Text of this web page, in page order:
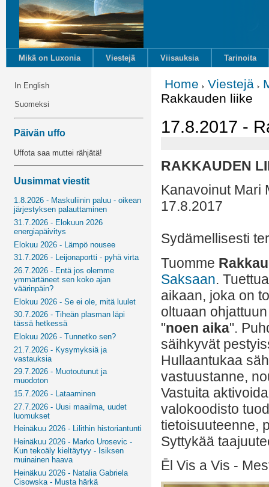
Mikä on Luxonia Viestejä Viisauksia Tarinoita
In English
Suomeksi
Päivän uffo
Uffota saa muttei rähjätä!
Uusimmat viestit
1.8.2026 - Maskuliinin paluu - oikean
järjestyksen palauttaminen
31.7.2026 - Elokuun 2026
energiapäivitys
Elokuu 2026 - Lämpö nousee
31.7.2026 - Leijonaportti - pyhä virta
26.7.2026 - Entä jos olemme
ymmärtäneet sen koko ajan
väärinpäin?
Elokuu 2026 - Se ei ole, mitä luulet
30.7.2026 - Tiheän plasman läpi
tässä hetkessä
Elokuu 2026 - Tunnetko sen?
21.7.2026 - Kysymyksiä ja
vastauksia
29.7.2026 - Muotoutunut ja
muodoton
15.7.2026 - Lataaminen
27.7.2026 - Uusi maailma, uudet
luomukset
Heinäkuu 2026 - Lilithin historiantunti
Heinäkuu 2026 - Marko Urosevic -
Kun tekoäly kieltäytyy - Isiksen
muinainen haava
Heinäkuu 2026 - Natalia Gabriela
Cisowska - Musta härkä
Home Viestejä
Rakkauden liike
17.8.2017 -
RAKKAUDEN
Kanavoinut Mari
17.8.2017
Sydämellisesti
Tuomme
Saksaan.
aikaan, joka on
oltuaan
"noen aika".
säihkyvät
Hullaantukaa
vastuustanne,
Vastuita
valokoodisto
tietoisuuteenne,
Syttykää
Ēl Vis a Vis -